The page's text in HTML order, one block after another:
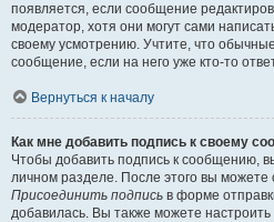
появляется, если сообщение
модератор, хотя они могут сами
своему усмотрению. Учтите, что
сообщение, если на него уже кто-то
Вернуться к началу
Как мне добавить подпись к своему
Чтобы добавить подпись к сообщению,
личном разделе. После этого вы можете
Присоединить подпись в форме
добавилась. Вы также можете